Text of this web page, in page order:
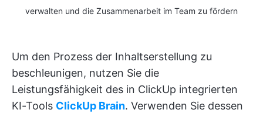
verwalten und die Zusammenarbeit im Team zu fördern
Um den Prozess der Inhaltserstellung zu
beschleunigen, nutzen Sie die
Leistungsfähigkeit des in ClickUp integrierten
KI-Tools ClickUp Brain. Verwenden Sie dessen